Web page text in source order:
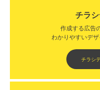
チラ
作成する広告
わかりやすいデザ
チラシ